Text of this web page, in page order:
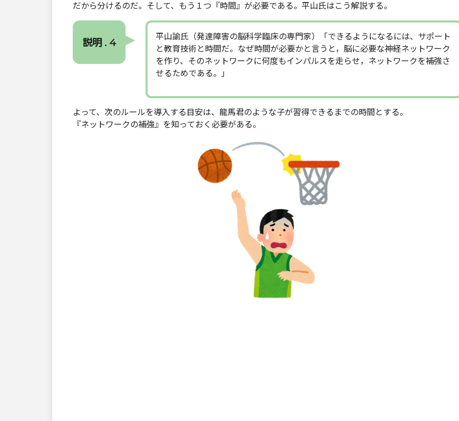
だから分けるのだ。そして、もう１つ『時間』が必要である。平山氏はこう解説する。
説明 . 4
平山諭氏（発達障害の脳科学臨床の専門家）「できるようになるには、サポート
と教育技術と時間だ。なぜ時間が必要かと言うと，脳に必要な神経ネットワーク
を作り、そのネットワークに何度もインパルスを走らせ，ネットワークを補強さ
せるためである。」
よって、次のルールを導入する目安は、龍馬君のような子が習得できるまでの時間とする。
『ネットワークの補強』を知っておく必要がある。